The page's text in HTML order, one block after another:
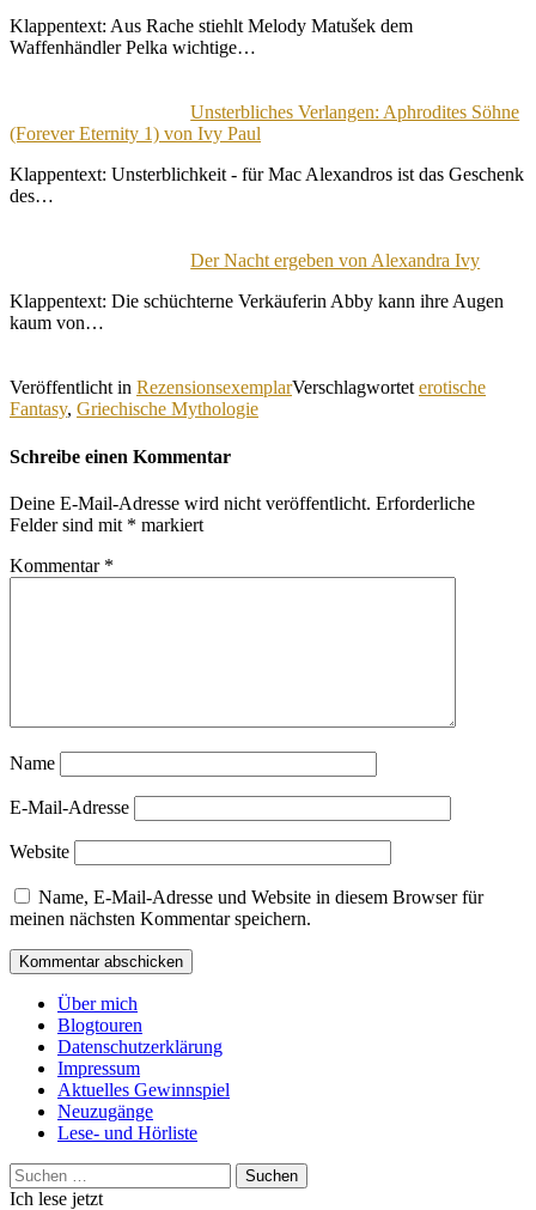
Klappentext: Aus Rache stiehlt Melody Matušek dem
Waffenhändler Pelka wichtige…
Unsterbliches Verlangen: Aphrodites Söhne
(Forever Eternity 1) von Ivy Paul
Klappentext: Unsterblichkeit - für Mac Alexandros ist das Geschenk
des…
Der Nacht ergeben von Alexandra Ivy
Klappentext: Die schüchterne Verkäuferin Abby kann ihre Augen
kaum von…
Veröffentlicht in RezensionsexemplarVerschlagwortet erotische
Fantasy, Griechische Mythologie
Schreibe einen Kommentar
Deine E-Mail-Adresse wird nicht veröffentlicht. Erforderliche
Felder sind mit * markiert
Kommentar *
Name
E-Mail-Adresse
Website
Name, E-Mail-Adresse und Website in diesem Browser für
meinen nächsten Kommentar speichern.
Über mich
Blogtouren
Datenschutzerklärung
Impressum
Aktuelles Gewinnspiel
Neuzugänge
Lese- und Hörliste
Suchen
nach:
Ich lese jetzt